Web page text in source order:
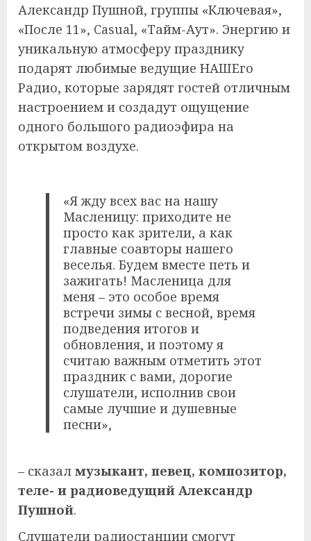
Александр Пушной, группы «Ключевая»,
«После 11», Casual, «Тайм-Аут». Энергию и
уникальную атмосферу празднику
подарят любимые ведущие НАШЕго
Радио, которые зарядят гостей отличным
настроением и создадут ощущение
одного большого радиоэфира на
открытом воздухе.
«Я жду всех вас на нашу
Масленицу: приходите не
просто как зрители, а как
главные соавторы нашего
веселья. Будем вместе петь и
зажигать! Масленица для
меня – это особое время
встречи зимы с весной, время
подведения итогов и
обновления, и поэтому я
считаю важным отметить этот
праздник с вами, дорогие
слушатели, исполнив свои
самые лучшие и душевные
песни»,
– сказал музыкант, певец, композитор,
теле- и радиоведущий Александр
Пушной.
Слушатели радиостанции смогут